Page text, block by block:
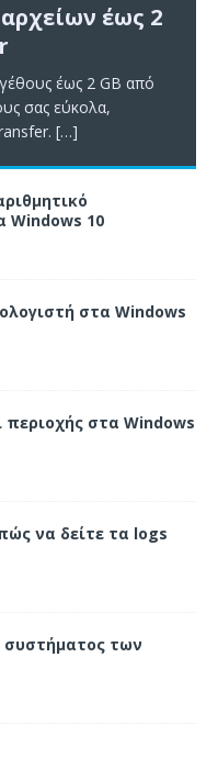
έως 2
έως 2 GB από
σας εύκολα,
[…]
Windows 10
στα Windows
στα Windows
να δείτε τα logs
συστήματος των